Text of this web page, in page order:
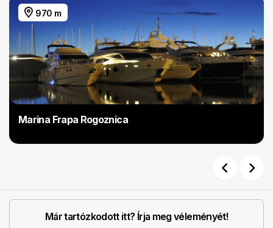
970 m
Marina Frapa Rogoznica
Már tartózkodott itt? Írja meg véleményét!